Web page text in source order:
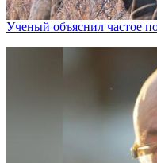
Ученый объяснил частое